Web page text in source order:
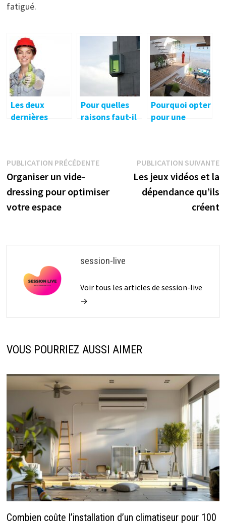
fatigué.
Les deux
dernières
Pour quelles
raisons faut-il
Pourquoi opter
pour une
Navigation
de
l’article
PUBLICATION PRÉCÉDENTEPublication
précédente :
Organiser un vide-
dressing pour optimiser
votre espace
PUBLICATION SUIVANTE
Les jeux vidéos et la
dépendance qu’ils
créent
session-live
Voir tous les articles de session-live
→
VOUS POURRIEZ AUSSI AIMER
Combien coûte l’installation d’un climatiseur pour 100